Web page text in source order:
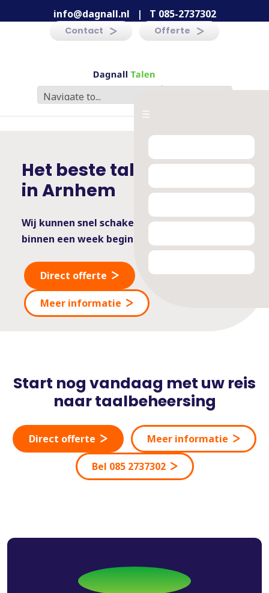
info@dagnall.nl | T 085-2737302
Contact Offerte
Het beste taleninstituut
in Arnhem
Wij kunnen snel schakelen -
binnen een week beginnen is mogelijk
Direct offerte
Meer informatie
Start nog vandaag met uw reis
naar taalbeheersing
Direct offerte Meer informatie
Bel 085 2737302
☰